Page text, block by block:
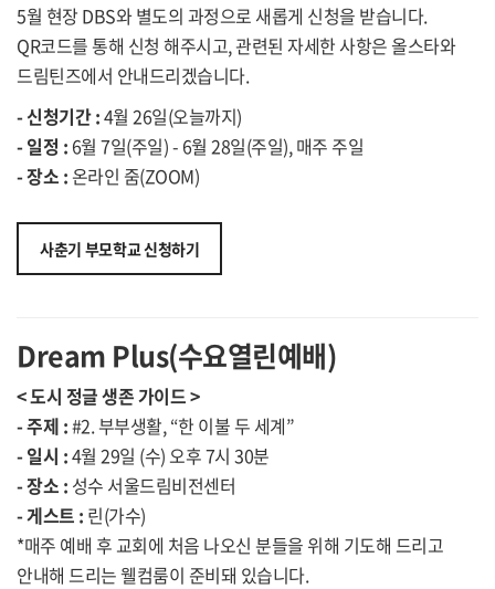
5월 현장 DBS와 별도의 과정으로 새롭게 신청을 받습니다.
QR코드를 통해 신청 해주시고, 관련된 자세한 사항은 올스타와
드림틴즈에서 안내드리겠습니다.
- 신청기간 :4월 26일(오늘까지)
- 일정 : 6월 7일(주일) - 6월 28일(주일), 매주 주일
- 장소 : 온라인 줌(ZOOM)
사춘기 부모학교 신청하기
Dream Plus(수요열린예배)
< 도시 정글 생존 가이드 >
- 주제 :#2. 부부생활, “한 이불 두 세계”
- 일시 :4월 29일 (수) 오후 7시 30분
- 장소 : 성수 서울드림비전센터
- 게스트 : 린(가수)
*매주 예배 후 교회에 처음 나오신 분들을 위해 기도해 드리고
안내해 드리는 웰컴룸이 준비돼 있습니다.